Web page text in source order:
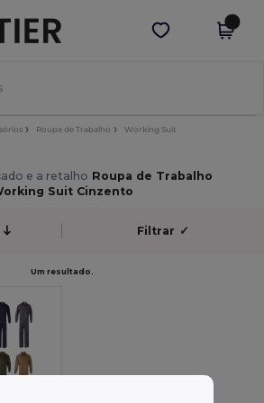
na app!
Obter app
Roupa de Trabalho Working Suit
e a retalho Roupa de Trabalho
Suit Cinzento
Filtrar ✓
Um resultado.